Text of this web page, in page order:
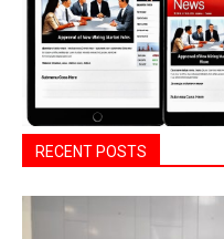
RECENT POSTS